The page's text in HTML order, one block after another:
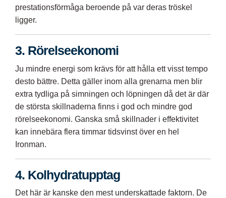
prestationsförmåga beroende på var deras tröskel
ligger.
3. Rörelseekonomi
Ju mindre energi som krävs för att hålla ett visst tempo
desto bättre. Detta gäller inom alla grenarna men blir
extra tydliga på simningen och löpningen då det är där
de största skillnaderna finns i god och mindre god
rörelseekonomi. Ganska små skillnader i effektivitet
kan innebära flera timmar tidsvinst över en hel
Ironman.
4. Kolhydratupptag
Det här är kanske den mest underskattade faktorn. De